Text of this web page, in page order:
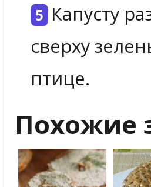
Капусту
сверху
птице.
Похожие